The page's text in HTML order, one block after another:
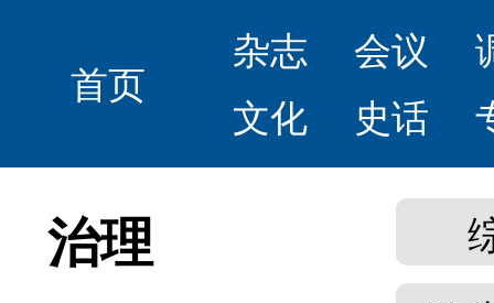
首页
杂志 会议
文化
史话
治理